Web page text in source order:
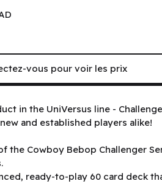
in the UniVersus line -
and established players alike!
the Cowboy Bebop Challenger
ready-to-play 60 card deck
vous pour voir les prix